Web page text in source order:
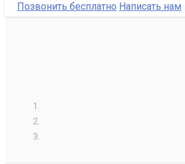
Позвонить бесплатно Написать нам